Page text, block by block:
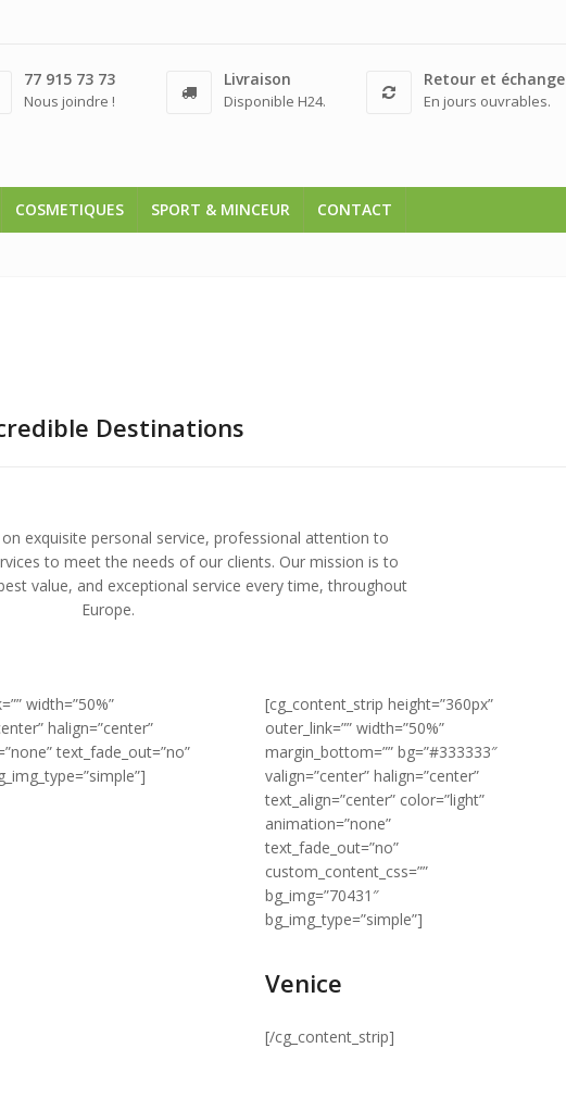
77 915 73 73
Nous joindre !
Livraison
Disponible H24.
Retour et échange
En jours ouvrables.
COSMETIQUES SPORT & MINCEUR CONTACT
Destinations
exquisite personal service, professional attention to
to meet the needs of our clients. Our mission is to
value, and exceptional service every time, throughout
Europe.
width=”50%”
halign=”center”
text_fade_out=”no”
[cg_content_strip height=”360px”
outer_link=”” width=”50%”
margin_bottom=”” bg=”#333333″
valign=”center” halign=”center”
text_align=”center” color=”light”
animation=”none”
text_fade_out=”no”
custom_content_css=””
bg_img=”70431″
bg_img_type=”simple”]
Venice
[/cg_content_strip]
Qu’est-ce qu’un
remède naturel ?
juillet 29, 2024
Qu’est-ce qu’un
remède naturel ?
juillet 29, 2024